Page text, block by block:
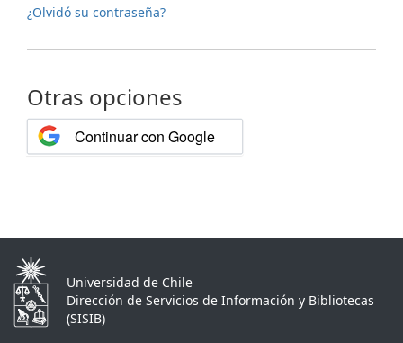
¿Olvidó su contraseña?
Otras opciones
Continuar con Google
Universidad de Chile
Dirección de Servicios de Información y Bibliotecas
(SISIB)